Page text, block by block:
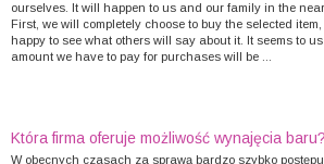
ourselves. It will happen to us and our family in the
First, we will completely choose to buy the selected
happy to see what others will say about it. It seems to
amount we have to pay for purchases will be ...
Która firma oferuje możliwość wynajęcia
W obecnych czasach za sprawą bardzo szybko